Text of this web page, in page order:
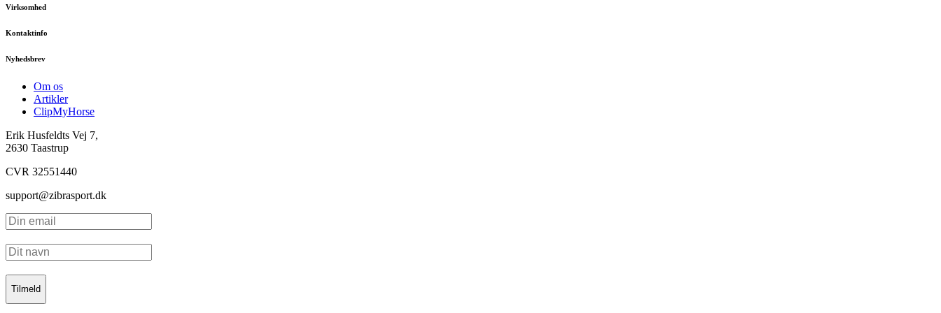
Virksomhed
Kontaktinfo
Nyhedsbrev
Om os
Artikler
ClipMyHorse
Erik Husfeldts Vej 7,
2630 Taastrup
CVR 32551440
support@zibrasport.dk
Tilmeld